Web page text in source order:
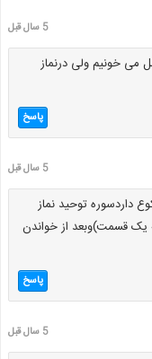
5 سال قبل
می خونیم ولی درنماز
پاسخ
5 سال قبل
آیات ۱۰ رکوع دارد ولی نماز صبح ۲ رکوع داردسوره توحید نماز
آیه یک قسمت)وبعد از خواندن
پاسخ
5 سال قبل